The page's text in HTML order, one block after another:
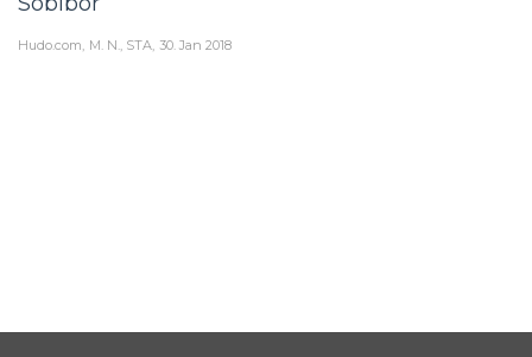
Hudo.com M. N., STA 30. Jan 2018